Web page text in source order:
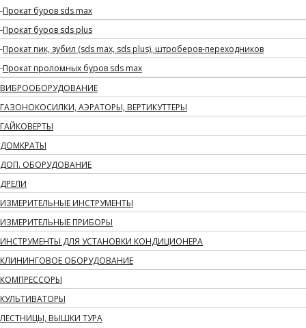
Прокат буров sds max
Прокат буров sds plus
Прокат пик, зубил (sds max, sds plus), штроберов-переходников
Прокат проломных буров sds max
ВИБРООБОРУДОВАНИЕ
ГАЗОНОКОСИЛКИ, АЭРАТОРЫ, ВЕРТИКУТТЕРЫ
ГАЙКОВЕРТЫ
ДОМКРАТЫ
ДОП. ОБОРУДОВАНИЕ
ДРЕЛИ
ИЗМЕРИТЕЛЬНЫЕ ИНСТРУМЕНТЫ
ИЗМЕРИТЕЛЬНЫЕ ПРИБОРЫ
ИНСТРУМЕНТЫ ДЛЯ УСТАНОВКИ КОНДИЦИОНЕРА
КЛИНИНГОВОЕ ОБОРУДОВАНИЕ
КОМПРЕССОРЫ
КУЛЬТИВАТОРЫ
ЛЕСТНИЦЫ, ВЫШКИ ТУРА